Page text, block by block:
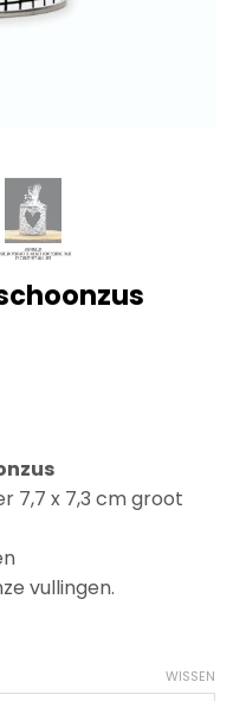
7,7 x 7,3 cm groot
vullingen.
WISSEN